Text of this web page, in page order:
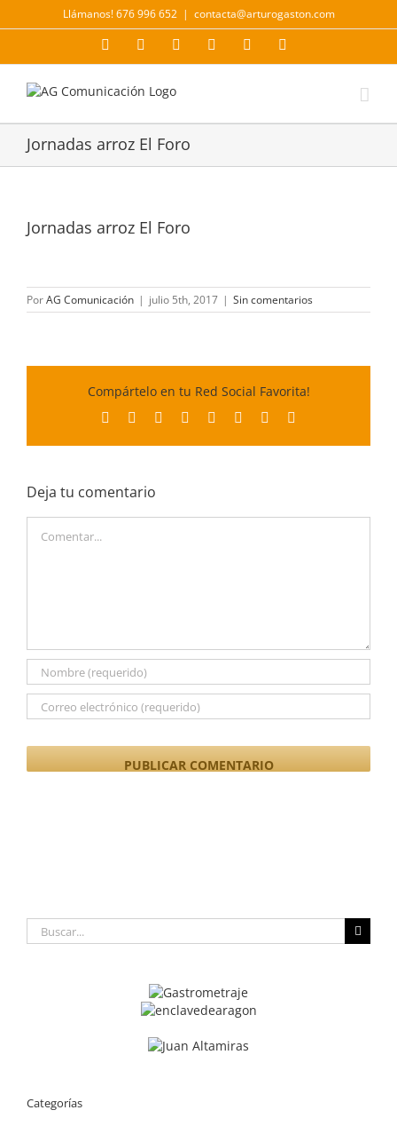
al
Llámanos! 676 996 652 | contacta@arturogaston.com
Facebook YouTubeInstagramLinkedIn
Jornadas arroz El Foro
Jornadas arroz El Foro
PorAG Comunicación | julio 5th, 2017 | Sin comentarios
Compártelo en tu Red Social Favorita!
Facebook Reddit LinkedIn
TumblrPinterest
Deja tu comentario
Buscar:
Categorías